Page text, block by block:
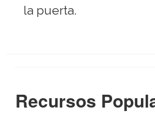
la puerta.
Recursos